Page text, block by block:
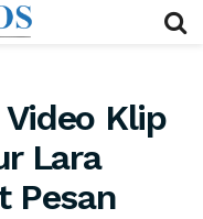
Klip
Lara
Pesan